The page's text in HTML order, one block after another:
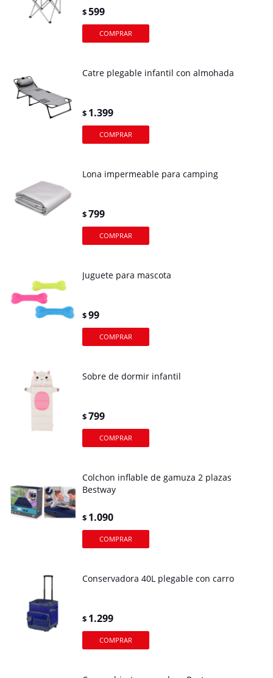
$599
Catre plegable infantil con almohada
$ 1.399
Lona impermeable para camping
$799
Juguete para mascota
$99
Sobre de dormir infantil
$799
Colchon inflable de gamuza 2 plazas
Bestway
$ 1.090
Conservadora 40L plegable con carro
$ 1.299